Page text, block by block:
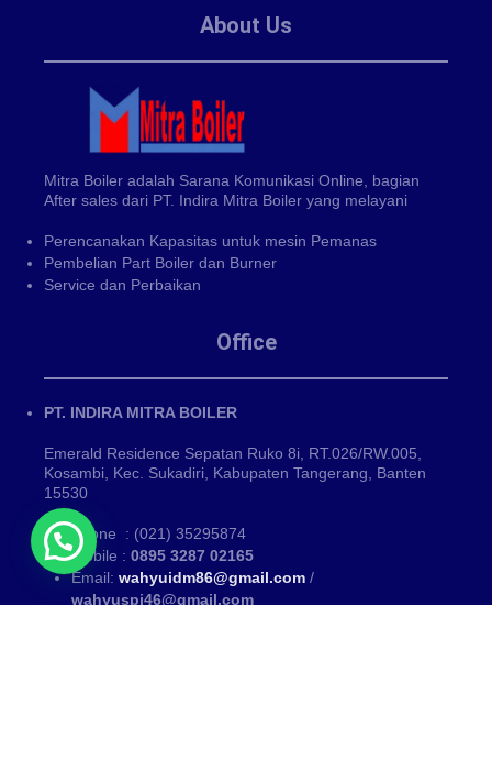
About Us
Mitra Boiler adalah Sarana Komunikasi Online, bagian
After sales dari PT. Indira Mitra Boiler yang melayani
Perencanakan Kapasitas untuk mesin Pemanas
Pembelian Part Boiler dan Burner
Service dan Perbaikan
Office
PT. INDIRA MITRA BOILER
Emerald Residence Sepatan Ruko 8i, RT.026/RW.005,
Kosambi, Kec. Sukadiri, Kabupaten Tangerang, Banten
15530
Phone : (021) 35295874
Mobile : 0895 3287 02165
Email: wahyuidm86@gmail.com /
wahyuspi46@gmail.com